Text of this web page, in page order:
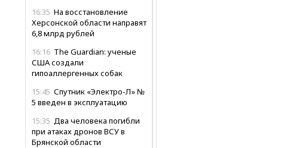
16:35 На восстановление
Херсонской области направят
6,8 млрд рублей
16:16 The Guardian: ученые
США создали
гипоаллергенных собак
15:45 Спутник «Электро-Л» №
5 введен в эксплуатацию
15:35 Два человека погибли
при атаках дронов ВСУ в
Брянской области